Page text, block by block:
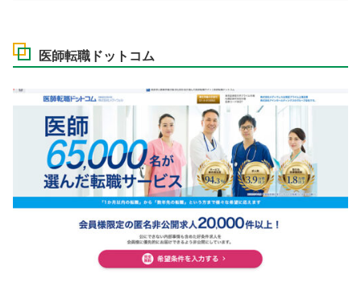
医師転職ドットコム